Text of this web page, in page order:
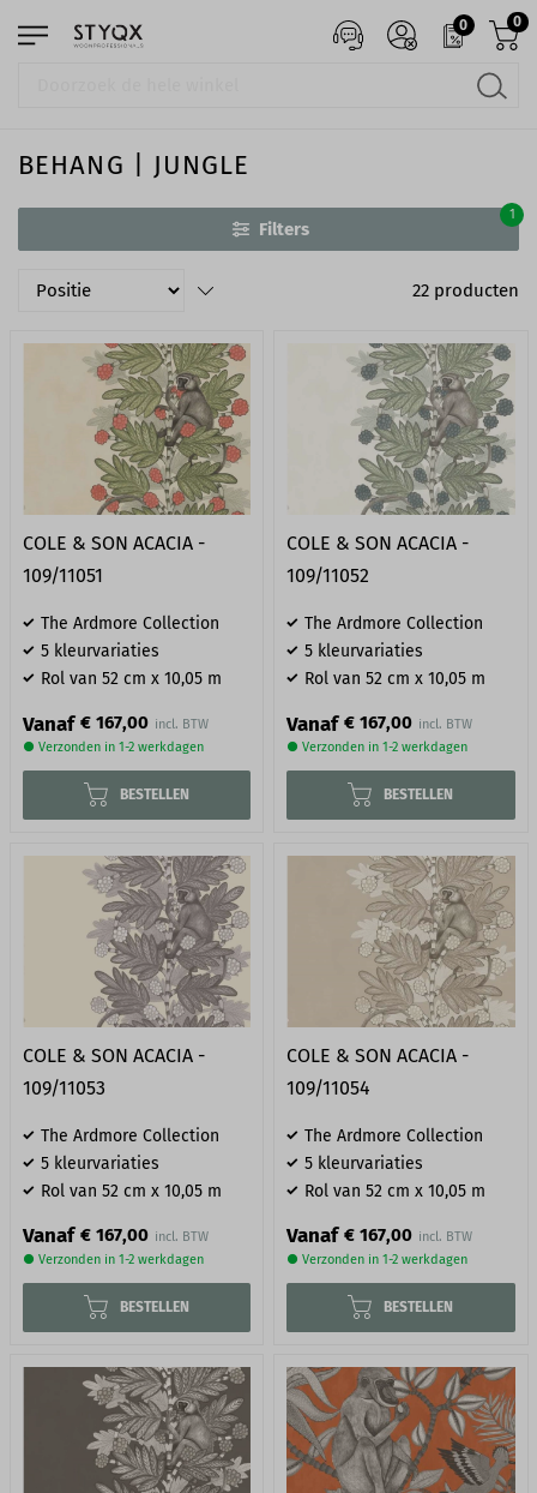
0 0
BEHANG | JUNGLE
Filters
1
22 producten
COLE & SON ACACIA -
109/11051
The Ardmore Collection
5 kleurvariaties
Rol van 52 cm x 10,05 m
Vanaf € 167,00
● Verzonden in 1-2 werkdagen
BESTELLEN
COLE & SON ACACIA -
109/11052
The Ardmore Collection
5 kleurvariaties
Rol van 52 cm x 10,05 m
Vanaf € 167,00
● Verzonden in 1-2 werkdagen
BESTELLEN
COLE & SON ACACIA -
109/11053
The Ardmore Collection
5 kleurvariaties
Rol van 52 cm x 10,05 m
Vanaf € 167,00
● Verzonden in 1-2 werkdagen
BESTELLEN
COLE & SON ACACIA -
109/11054
The Ardmore Collection
5 kleurvariaties
Rol van 52 cm x 10,05 m
Vanaf € 167,00
● Verzonden in 1-2 werkdagen
BESTELLEN